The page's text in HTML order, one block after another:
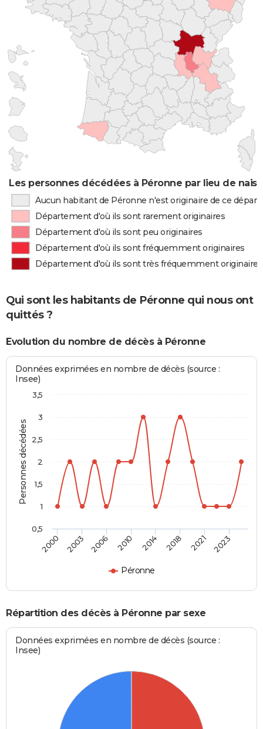
Les personnes décédées à Péronne par lieu de
Aucun habitant de Péronne n'est originaire de ce
Département d'où ils sont rarement originaires
Département d'où ils sont peu originaires
Département d'où ils sont fréquemment originaires
Département d'où ils sont très fréquemment originaires
Qui sont les habitants de Péronne qui nous ont
quittés ?
Evolution du nombre de décès à Péronne
Personnes décédées
Données exprimées en nombre de décès (source :
Insee)
Péronne
2000 2003 2006 2010 2014 2018 2021 2023
0,5
1
1,5
2
2,5
3
3,5
Répartition des décès à Péronne par sexe
Données exprimées en nombre de décès (source :
Insee)